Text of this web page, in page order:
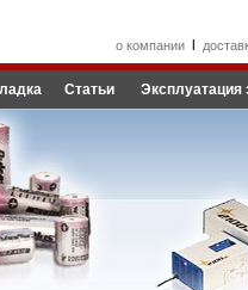
о компанииl
Статьи Эксплуатация